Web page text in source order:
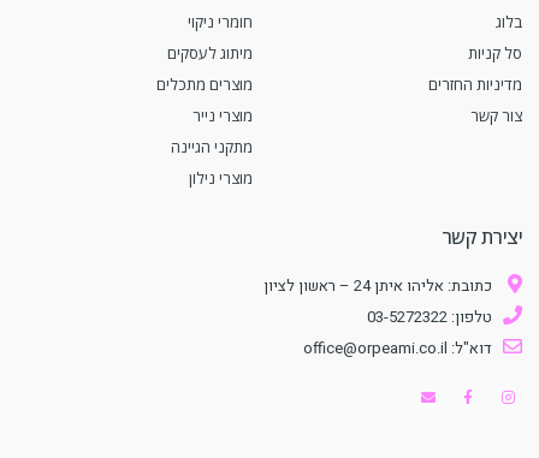
בלוג
סל קניות
מדיניות החזרים
צור קשר
חומרי ניקוי
מיתוג לעסקים
מוצרים מתכלים
מוצרי נייר
מתקני הגיינה
מוצרי נילון
יצירת קשר
כתובת: אליהו איתן 24 – ראשון לציון
טלפון: 03-5272322
דוא"ל: office@orpeami.co.il